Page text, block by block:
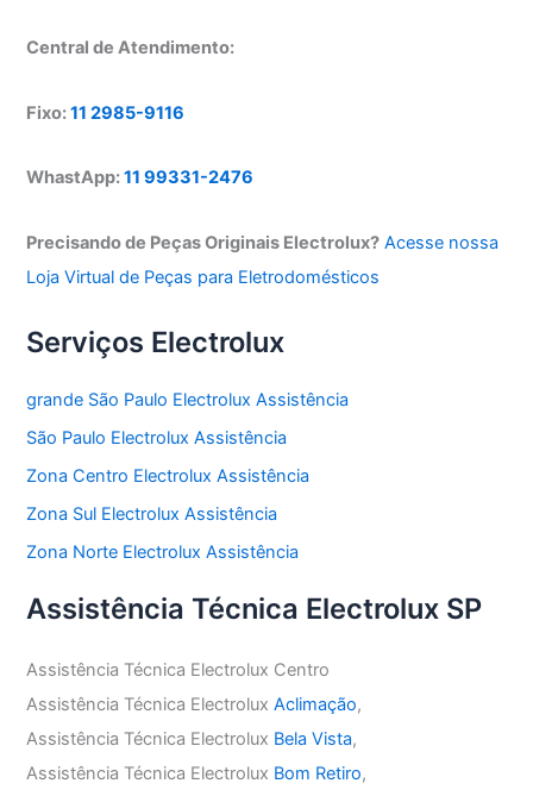
Central de Atendimento:
Fixo:11 2985-9116
WhastApp:11 99331-2476
Precisando de Peças Originais Electrolux? Acesse nossa
Loja Virtual de Peças para Eletrodomésticos
Serviços Electrolux
grande São Paulo Electrolux Assistência
São Paulo Electrolux Assistência
Zona Centro Electrolux Assistência
Zona Sul Electrolux Assistência
Zona Norte Electrolux Assistência
Assistência Técnica Electrolux SP
Assistência Técnica Electrolux Centro
Assistência Técnica ElectroluxAclimação,
Assistência Técnica Electrolux Bela Vista,
Assistência Técnica Electrolux Bom Retiro,